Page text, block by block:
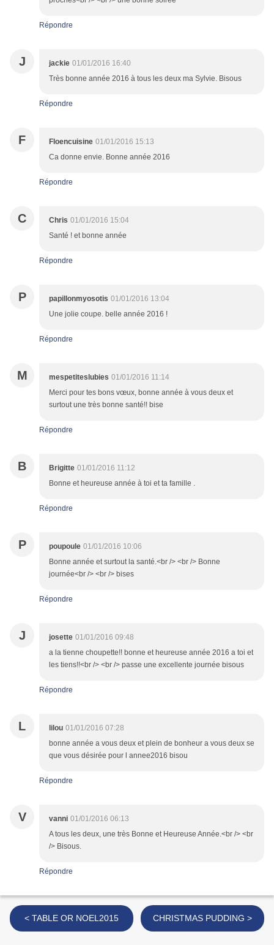
Répondre
J jackie 01/01/2016 16:40
Très bonne année 2016 à tous les deux ma Sylvie. Bisous
Répondre
F Floencuisine 01/01/2016 15:13
Ca donne envie. Bonne année 2016
Répondre
C Chris 01/01/2016 15:04
Santé ! et bonne année
Répondre
P papillonmyosotis 01/01/2016 13:04
Une jolie coupe. belle année 2016 !
Répondre
M mespetiteslubies 01/01/2016 11:14
Merci pour tes bons vœux, bonne année à vous deux et
surtout une très bonne santé!! bise
Répondre
B Brigitte 01/01/2016 11:12
Bonne et heureuse année à toi et ta famille .
Répondre
P poupoule 01/01/2016 10:06
Bonne année et surtout la santé.<br /> <br /> Bonne
journée<br /> <br /> bises
Répondre
J josette 01/01/2016 09:48
a la tienne choupette!! bonne et heureuse année 2016 a toi et
les tiens!!<br /> <br /> passe une excellente journée bisous
Répondre
L lilou 01/01/2016 07:28
bonne année a vous deux et plein de bonheur a vous deux se
que vous désirée pour l annee2016 bisou
Répondre
V vanni 01/01/2016 06:13
A tous les deux, une très Bonne et Heureuse Année.<br /> <br
/> Bisous.
Répondre
< TABLE OR NOEL2015 CHRISTMAS PUDDING >